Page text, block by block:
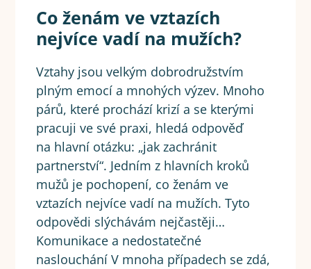
Co ženám ve vztazích
nejvíce vadí na mužích?
Vztahy jsou velkým dobrodružstvím
plným emocí a mnohých výzev. Mnoho
párů, které prochází krizí a se kterými
pracuji ve své praxi, hledá odpověď
na hlavní otázku: „jak zachránit
partnerství“. Jedním z hlavních kroků
mužů je pochopení, co ženám ve
vztazích nejvíce vadí na mužích. Tyto
odpovědi slýchávám nejčastěji…
Komunikace a nedostatečné
naslouchání V mnoha případech se zdá,